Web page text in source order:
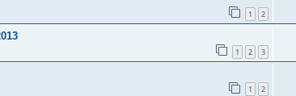
1 2
1 2 3
1 2